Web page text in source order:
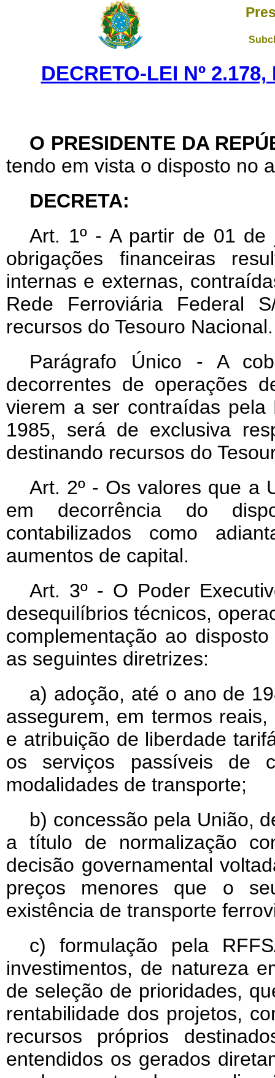
DECRETO-LEI Nº
O PRESIDENTE DA
tendo em vista o disposto no
DECRETA:
Art. 1º - A partir de 01 de
obrigações financeiras
internas e externas,
Rede Ferroviária Federal
recursos do Tesouro Nacional.
Parágrafo Único - A
decorrentes de operações
vierem a ser contraídas
1985, será de exclusiva
destinando recursos do
Art. 2º - Os valores que a
em decorrência do
contabilizados como
aumentos de capital.
Art. 3º - O Poder
desequilíbrios técnicos,
complementação ao
as seguintes diretrizes:
a) adoção, até o ano de
assegurem, em termos
e atribuição de liberdade
os serviços passíveis de
modalidades de transporte;
b) concessão pela União,
a título de normalização
decisão governamental
preços menores que o
existência de transporte
c) formulação pela
investimentos, de natureza
de seleção de prioridades,
rentabilidade dos projetos,
recursos próprios
entendidos os gerados